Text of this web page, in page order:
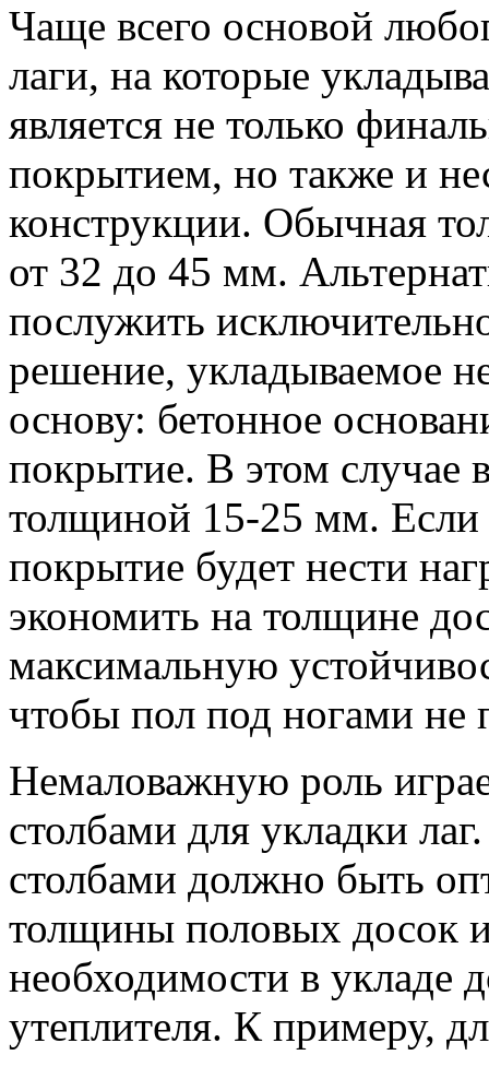
Чаще всего основой
лаги, на которые
является не только
покрытием, но также и
конструкции. Обычная
от 32 до 45 мм.
послужить
решение, укладываемое
основу: бетонное
покрытие. В этом случае
толщиной 15-25 мм. Если
покрытие будет нести
экономить на толщине
максимальную
чтобы пол под ногами не
Немаловажную роль
столбами для укладки
столбами должно быть
толщины половых досок
необходимости в укладе
утеплителя. К примеру,